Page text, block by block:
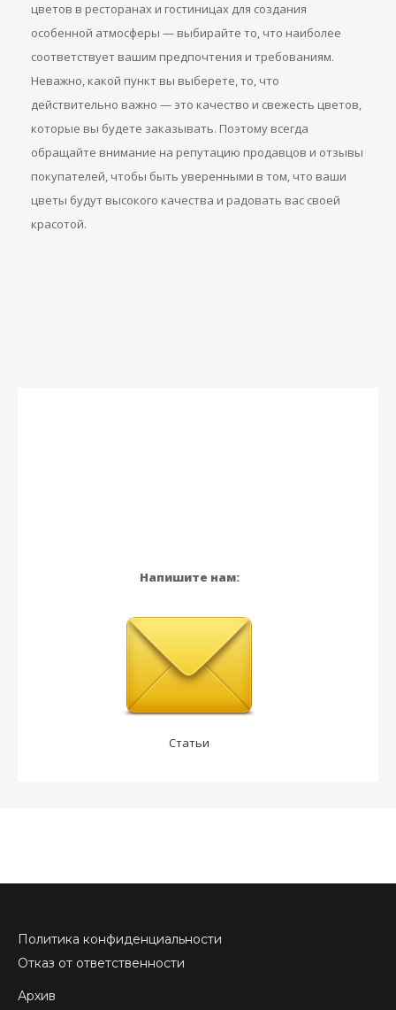
цветов в ресторанах и гостиницах для создания
особенной атмосферы — выбирайте то, что наиболее
соответствует вашим предпочтения и требованиям.
Неважно, какой пункт вы выберете, то, что
действительно важно — это качество и свежесть цветов,
которые вы будете заказывать. Поэтому всегда
обращайте внимание на репутацию продавцов и отзывы
покупателей, чтобы быть уверенными в том, что ваши
цветы будут высокого качества и радовать вас своей
красотой.
Напишите нам:
Статьи
Политика конфиденциальности
Отказ от ответственности
Архив